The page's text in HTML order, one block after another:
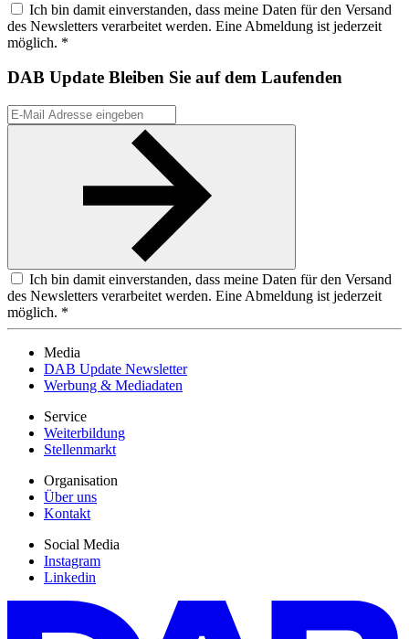
Ich bin damit einverstanden, dass meine Daten für den Versand
des Newsletters verarbeitet werden. Eine Abmeldung ist jederzeit
möglich. *
DAB Update Bleiben Sie auf dem Laufenden
Ich bin damit einverstanden, dass meine Daten für den Versand
des Newsletters verarbeitet werden. Eine Abmeldung ist jederzeit
möglich. *
Media
DAB Update Newsletter
Werbung & Mediadaten
Service
Weiterbildung
Stellenmarkt
Organisation
Über uns
Kontakt
Social Media
Instagram
Linkedin